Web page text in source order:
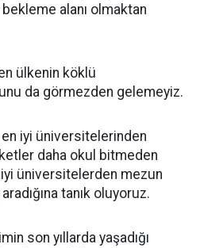
alanı olmaktan
ülkenin köklü
da görmezden gelemeyiz.
en iyi üniversitelerinden
daha okul bitmeden
üniversitelerden mezun
tanık oluyoruz.
son yıllarda yaşadığı